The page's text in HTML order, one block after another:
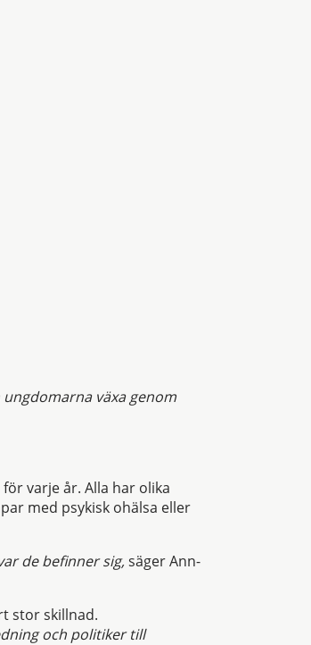
växa genom
varje år. Alla har olika
med psykisk ohälsa eller
de befinner sig,säger Ann-
stor skillnad.
och politiker till